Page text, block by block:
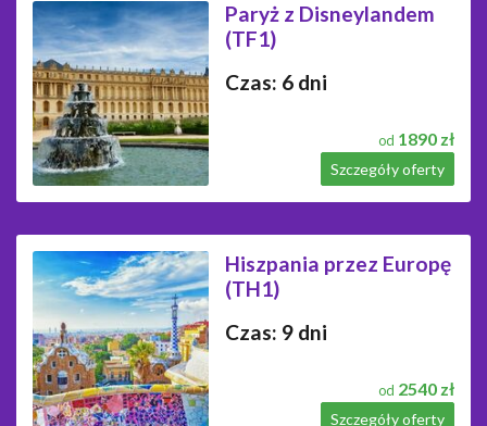
Paryż z Disneylandem
(TF1)
Czas: 6 dni
od 1890 zł
Szczegóły oferty
Hiszpania przez Europę
(TH1)
Czas: 9 dni
od 2540 zł
Szczegóły oferty